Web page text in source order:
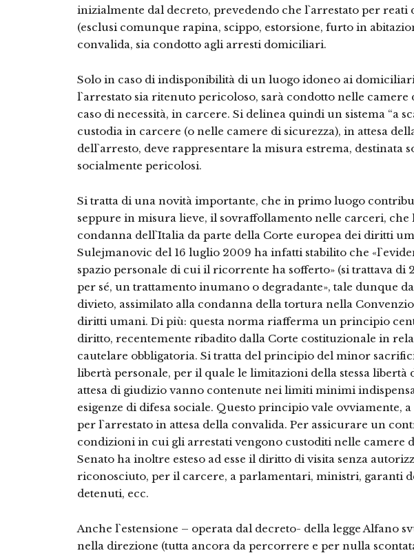
inizialmente dal decreto, prevedendo che l`arrestato per reati
(esclusi comunque rapina, scippo, estorsione, furto in
convalida, sia condotto agli arresti domiciliari.
Solo in caso di indisponibilità di un luogo idoneo ai
l`arrestato sia ritenuto pericoloso, sarà condotto nelle camere
caso di necessità, in carcere. Si delinea quindi un sistema “a
custodia in carcere (o nelle camere di sicurezza), in attesa
dell`arresto, deve rappresentare la misura estrema, destinata
socialmente pericolosi.
Si tratta di una novità importante, che in primo luogo
seppure in misura lieve, il sovraffollamento nelle carceri, che
condanna dell`Italia da parte della Corte europea dei diritti
Sulejmanovic del 16 luglio 2009 ha infatti stabilito che
spazio personale di cui il ricorrente ha sofferto» (si trattava di
per sé, un trattamento inumano o degradante», tale dunque
divieto, assimilato alla condanna della tortura nella
diritti umani. Di più: questa norma riafferma un principio
diritto, recentemente ribadito dalla Corte costituzionale in
cautelare obbligatoria. Si tratta del principio del minor
libertà personale, per il quale le limitazioni della stessa libertà
attesa di giudizio vanno contenute nei limiti minimi
esigenze di difesa sociale. Questo principio vale ovviamente,
per l`arrestato in attesa della convalida. Per assicurare un
condizioni in cui gli arrestati vengono custoditi nelle camere
Senato ha inoltre esteso ad esse il diritto di visita senza
riconosciuto, per il carcere, a parlamentari, ministri, garanti
detenuti, ecc.
Anche l`estensione – operata dal decreto- della legge Alfano
nella direzione (tutta ancora da percorrere e per nulla